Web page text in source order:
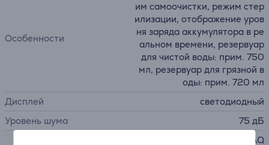
Особенности
им самоочистки, режим стер
илизации, отображение уров
ня заряда аккумулятора в ре
альном времени, резервуар
для чистой воды: прим. 750
мл, резервуар для грязной в
оды: прим. 720 мл
Дисплей
светодиодный
Уровень шума
75 дБ
электрошвабра THOMAS AQ